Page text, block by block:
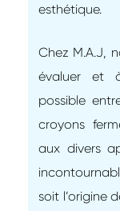
esthétique.
Chez M.A.J,
évaluer et
possible
croyons
aux divers
soit l’origine